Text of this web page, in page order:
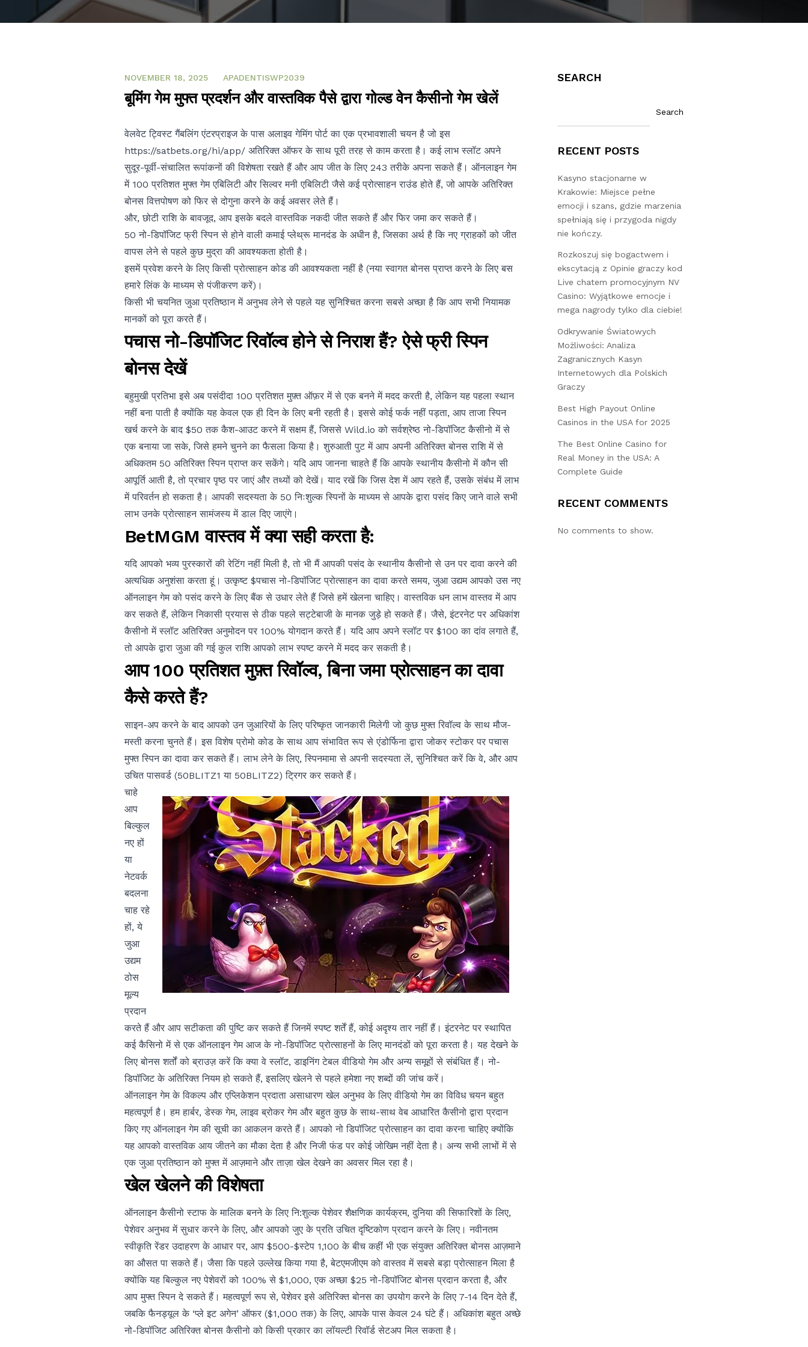
NOVEMBER 18, 2025
NOVEMBER 18, 2025 APADENTISWP2039
बूमिंग गेम मुफ्त प्रदर्शन और वास्तविक पैसे द्वारा गोल्ड वेन कैसीनो गेम खेलें
वेलवेट ट्विस्ट गैंबलिंग एंटरप्राइज के पास अलाइव गेमिंग पोर्ट का एक प्रभावशाली चयन है जो इस
https://satbets.org/hi/app/ अतिरिक्त ऑफर के साथ पूरी तरह से काम करता है। कई लाभ स्लॉट अपने
सुदूर-पूर्वी-संचालित रूपांकनों की विशेषता रखते हैं और आप जीत के लिए 243 तरीके अपना सकते हैं। ऑनलाइन गेम
में 100 प्रतिशत मुफ्त गेम एबिलिटी और सिल्वर मनी एबिलिटी जैसे कई प्रोत्साहन राउंड होते हैं, जो आपके अतिरिक्त
बोनस वित्तपोषण को फिर से दोगुना करने के कई अवसर लेते हैं।
और, छोटी राशि के बावजूद, आप इसके बदले वास्तविक नकदी जीत सकते हैं और फिर जमा कर सकते हैं।
50 नो-डिपॉजिट फ्री स्पिन से होने वाली कमाई प्लेथ्रू मानदंड के अधीन है, जिसका अर्थ है कि नए ग्राहकों को जीत
वापस लेने से पहले कुछ मुद्रा की आवश्यकता होती है।
इसमें प्रवेश करने के लिए किसी प्रोत्साहन कोड की आवश्यकता नहीं है (नया स्वागत बोनस प्राप्त करने के लिए बस
हमारे लिंक के माध्यम से पंजीकरण करें)।
किसी भी चयनित जुआ प्रतिष्ठान में अनुभव लेने से पहले यह सुनिश्चित करना सबसे अच्छा है कि आप सभी नियामक
मानकों को पूरा करते हैं।
पचास नो-डिपॉजिट रिवॉल्व होने से निराश हैं? ऐसे फ्री स्पिन
बोनस देखें
बहुमुखी प्रतिभा इसे अब पसंदीदा 100 प्रतिशत मुफ़्त ऑफ़र में से एक बनने में मदद करती है, लेकिन यह पहला स्थान
नहीं बना पाती है क्योंकि यह केवल एक ही दिन के लिए बनी रहती है। इससे कोई फर्क नहीं पड़ता, आप ताजा स्पिन
खर्च करने के बाद $50 तक कैश-आउट करने में सक्षम हैं, जिससे Wild.io को सर्वश्रेष्ठ नो-डिपॉजिट कैसीनो में से
एक बनाया जा सके, जिसे हमने चुनने का फैसला किया है। शुरुआती पुट में आप अपनी अतिरिक्त बोनस राशि में से
अधिकतम 50 अतिरिक्त स्पिन प्राप्त कर सकेंगे। यदि आप जानना चाहते हैं कि आपके स्थानीय कैसीनो में कौन सी
आपूर्ति आती है, तो प्रचार पृष्ठ पर जाएं और तथ्यों को देखें। याद रखें कि जिस देश में आप रहते हैं, उसके संबंध में लाभ
में परिवर्तन हो सकता है। आपकी सदस्यता के 50 निःशुल्क स्पिनों के माध्यम से आपके द्वारा पसंद किए जाने वाले सभी
लाभ उनके प्रोत्साहन सामंजस्य में डाल दिए जाएंगे।
BetMGM वास्तव में क्या सही करता है:
यदि आपको भव्य पुरस्कारों की रेटिंग नहीं मिली है, तो भी मैं आपकी पसंद के स्थानीय कैसीनो से उन पर दावा करने की
अत्यधिक अनुशंसा करता हूं। उत्कृष्ट $पचास नो-डिपॉजिट प्रोत्साहन का दावा करते समय, जुआ उद्यम आपको उस नए
ऑनलाइन गेम को पसंद करने के लिए बैंक से उधार लेते हैं जिसे हमें खेलना चाहिए। वास्तविक धन लाभ वास्तव में आप
कर सकते हैं, लेकिन निकासी प्रयास से ठीक पहले सट्टेबाजी के मानक जुड़े हो सकते हैं। जैसे, इंटरनेट पर अधिकांश
कैसीनो में स्लॉट अतिरिक्त अनुमोदन पर 100% योगदान करते हैं। यदि आप अपने स्लॉट पर $100 का दांव लगाते हैं,
तो आपके द्वारा जुआ की गई कुल राशि आपको लाभ स्पष्ट करने में मदद कर सकती है।
आप 100 प्रतिशत मुफ़्त रिवॉल्व, बिना जमा प्रोत्साहन का दावा
कैसे करते हैं?
साइन-अप करने के बाद आपको उन जुआरियों के लिए परिष्कृत जानकारी मिलेगी जो कुछ मुफ्त रिवॉल्व के साथ मौज-
मस्ती करना चुनते हैं। इस विशेष प्रोमो कोड के साथ आप संभावित रूप से एंडोर्फिना द्वारा जोकर स्टोकर पर पचास
मुफ्त स्पिन का दावा कर सकते हैं। लाभ लेने के लिए, स्पिनमामा से अपनी सदस्यता लें, सुनिश्चित करें कि वे, और आप
उचित पासवर्ड (50BLITZ1 या 50BLITZ2) ट्रिगर कर सकते हैं।
चाहे
आप
बिल्कुल
नए हों
या
नेटवर्क
बदलना
चाह रहे
हों, ये
जुआ
उद्यम
ठोस
मूल्य
प्रदान
करते हैं और आप सटीकता की पुष्टि कर सकते हैं जिनमें स्पष्ट शर्तें हैं, कोई अदृश्य तार नहीं हैं। इंटरनेट पर स्थापित
कई कैसिनो में से एक ऑनलाइन गेम आज के नो-डिपॉजिट प्रोत्साहनों के लिए मानदंडों को पूरा करता है। यह देखने के
लिए बोनस शर्तों को ब्राउज़ करें कि क्या वे स्लॉट, डाइनिंग टेबल वीडियो गेम और अन्य समूहों से संबंधित हैं। नो-
डिपॉजिट के अतिरिक्त नियम हो सकते हैं, इसलिए खेलने से पहले हमेशा नए शब्दों की जांच करें।
ऑनलाइन गेम के विकल्प और एप्लिकेशन प्रदाता असाधारण खेल अनुभव के लिए वीडियो गेम का विविध चयन बहुत
महत्वपूर्ण है। हम हार्बर, डेस्क गेम, लाइव ब्रोकर गेम और बहुत कुछ के साथ-साथ वेब आधारित कैसीनो द्वारा प्रदान
किए गए ऑनलाइन गेम की सूची का आकलन करते हैं। आपको नो डिपॉजिट प्रोत्साहन का दावा करना चाहिए क्योंकि
यह आपको वास्तविक आय जीतने का मौका देता है और निजी फंड पर कोई जोखिम नहीं देता है। अन्य सभी लाभों में से
एक जुआ प्रतिष्ठान को मुफ्त में आज़माने और ताज़ा खेल देखने का अवसर मिल रहा है।
खेल खेलने की विशेषता
ऑनलाइन कैसीनो स्टाफ के मालिक बनने के लिए नि:शुल्क पेशेवर शैक्षणिक कार्यक्रम, दुनिया की सिफारिशों के लिए,
पेशेवर अनुभव में सुधार करने के लिए, और आपको जुए के प्रति उचित दृष्टिकोण प्रदान करने के लिए। नवीनतम
स्वीकृति रेंडर उदाहरण के आधार पर, आप $500-$स्टेप 1,100 के बीच कहीं भी एक संयुक्त अतिरिक्त बोनस आज़माने
का औसत पा सकते हैं। जैसा कि पहले उल्लेख किया गया है, बेटएमजीएम को वास्तव में सबसे बड़ा प्रोत्साहन मिला है
क्योंकि यह बिल्कुल नए पेशेवरों को 100% से $1,000, एक अच्छा $25 नो-डिपॉजिट बोनस प्रदान करता है, और
आप मुफ्त स्पिन दे सकते हैं। महत्वपूर्ण रूप से, पेशेवर इसे अतिरिक्त बोनस का उपयोग करने के लिए 7-14 दिन देते हैं,
जबकि फैनड्यूल के ‘प्ले इट अगेन’ ऑफर ($1,000 तक) के लिए, आपके पास केवल 24 घंटे हैं। अधिकांश बहुत अच्छे
नो-डिपॉजिट अतिरिक्त बोनस कैसीनो को किसी प्रकार का लॉयल्टी रिवॉर्ड सेटअप मिल सकता है।
SEARCH
Search
RECENT POSTS
Kasyno stacjonarne w
Krakowie: Miejsce pełne
emocji i szans, gdzie marzenia
spełniają się i przygoda nigdy
nie kończy.
Rozkoszuj się bogactwem i
ekscytacją z Opinie graczy kod
Live chatem promocyjnym NV
Casino: Wyjątkowe emocje i
mega nagrody tylko dla ciebie!
Odkrywanie Światowych
Możliwości: Analiza
Zagranicznych Kasyn
Internetowych dla Polskich
Graczy
Best High Payout Online
Casinos in the USA for 2025
The Best Online Casino for
Real Money in the USA: A
Complete Guide
RECENT COMMENTS
No comments to show.